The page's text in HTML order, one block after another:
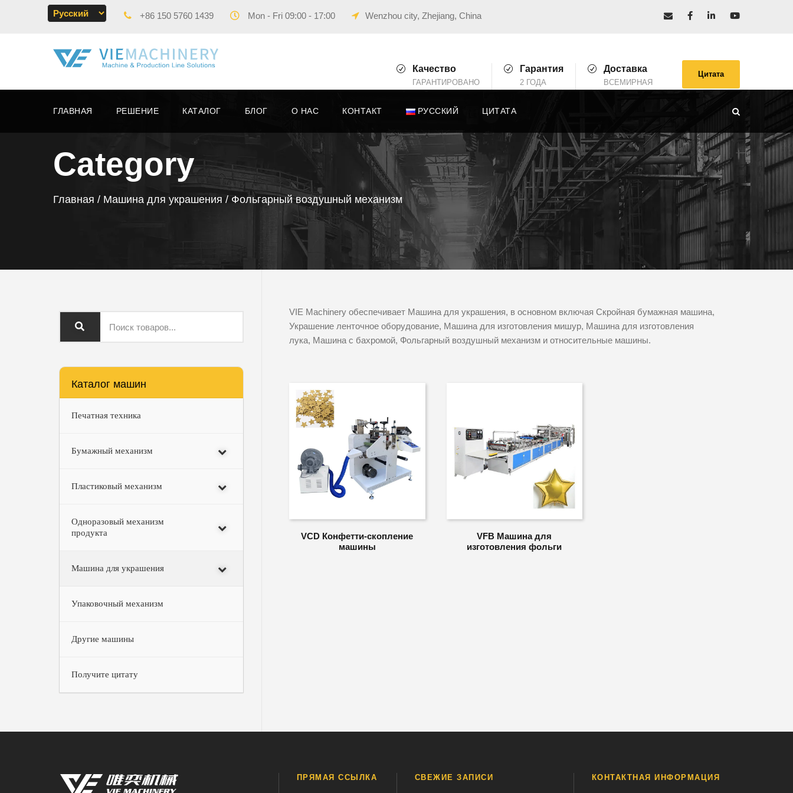
+86 150 5760 1439 Mon - Fri 09:00 - 17:00 Wenzhou city, Zhejiang, China
Качество
ГАРАНТИРОВАНО
Гарантия
2 ГОДА
Доставка
ВСЕМИРНАЯ
Цитата
ГЛАВНАЯ РЕШЕНИЕ КАТАЛОГ БЛОГ О НАС КОНТАКТ РУССКИЙ ЦИТАТА
Category
Главная / Машина для украшения / Фольгарный воздушный механизм
VIE Machinery обеспечивает Машина для украшения, в основном включая Скройная бумажная машина,
Украшение ленточное оборудование, Машина для изготовления мишур, Машина для изготовления
лука, Машина с бахромой, Фольгарный воздушный механизм и относительные машины.
VCD Конфетти-скопление
машины
VFB Машина для
изготовления фольги
Каталог машин
Печатная техника
Бумажный механизм
Пластиковый механизм
Одноразовый механизм
продукта
Машина для украшения
Упаковочный механизм
Другие машины
Получите цитату
ПРЯМАЯ ССЫЛКА СВЕЖИЕ ЗАПИСИ КОНТАКТНАЯ ИНФОРМАЦИЯ